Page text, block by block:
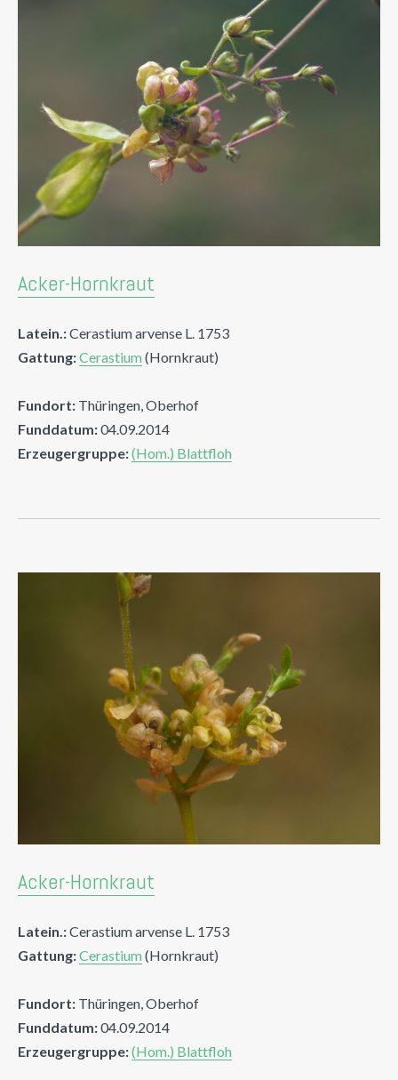
Acker-Hornkraut
Latein.:Cerastium arvense L. 1753
Gattung:Cerastium (Hornkraut)
Fundort: Thüringen, Oberhof
Funddatum:04.09.2014
Erzeugergruppe:(Hom.) Blattfloh
Acker-Hornkraut
Latein.:Cerastium arvense L. 1753
Gattung:Cerastium (Hornkraut)
Fundort: Thüringen, Oberhof
Funddatum:04.09.2014
Erzeugergruppe:(Hom.) Blattfloh